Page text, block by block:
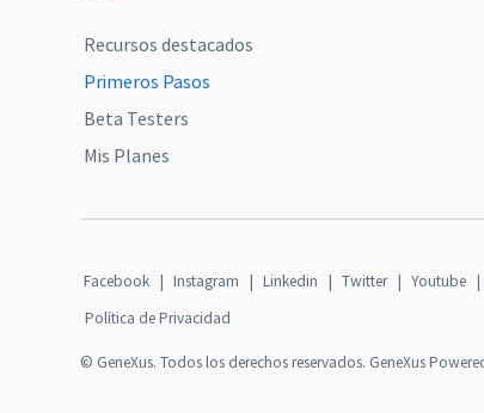
Recursos destacados
Primeros Pasos
Beta Testers
Mis Planes
Facebook | Instagram | Linkedin | Twitter | Youtube |
Política de Privacidad
© GeneXus. Todos los derechos reservados. GeneXus